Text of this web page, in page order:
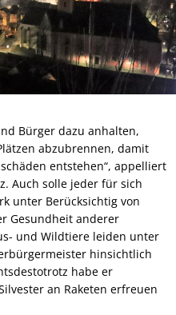
Bürger dazu anhalten,
abzubrennen, damit
entstehen“, appelliert
Auch solle jeder für sich
unter Berücksichtig von
Gesundheit anderer
und Wildtiere leiden unter
hinsichtlich
habe er
an Raketen erfreuen